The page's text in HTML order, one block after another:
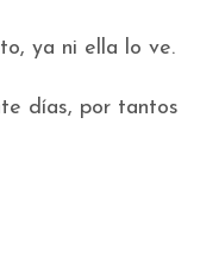
ya ni ella lo ve.
días, por tantos